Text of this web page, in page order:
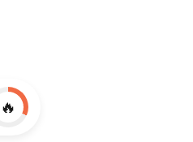
🔥